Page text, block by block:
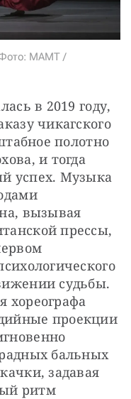
Фото: МАМТ /
в 2019 году,
чикагского
полотно
и тогда
успех. Музыка
вызывая
прессы,
судьбы.
хореографа
проекции
бальных
задавая
ритм